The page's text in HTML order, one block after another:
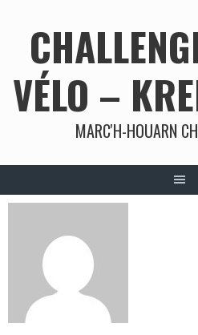
VÉLO –
MARC'H-HOUARN